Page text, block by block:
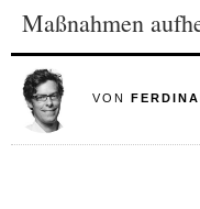
Maßnahmen
VON